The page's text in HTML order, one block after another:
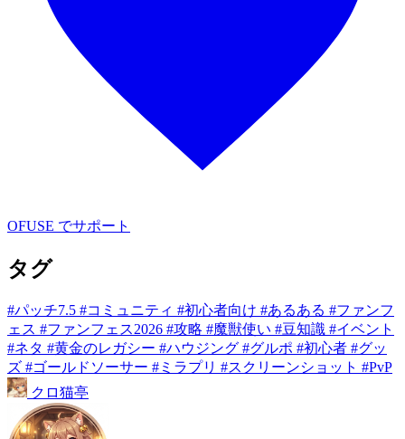
OFUSE でサポート
タグ
#パッチ7.5 #コミュニティ #初心者向け #あるある #ファンフ
ェス #ファンフェス2026 #攻略 #魔獣使い #豆知識 #イベント
#ネタ #黄金のレガシー #ハウジング #グルポ #初心者 #グッ
ズ #ゴールドソーサー #ミラプリ #スクリーンショット #PvP
クロ猫亭